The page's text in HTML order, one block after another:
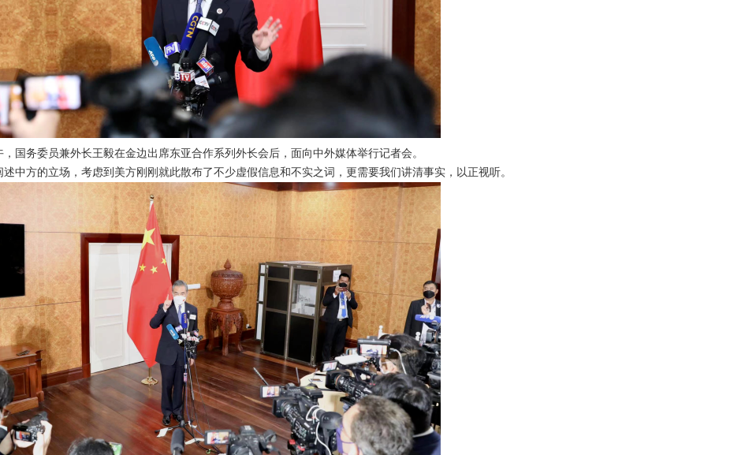
，国务委员兼外长王毅在金边出席东亚合作系列外长会后，面向中外媒体举行记者会。
中方的立场，考虑到美方刚刚就此散布了不少虚假信息和不实之词，更需要我们讲清事实，以正视听。